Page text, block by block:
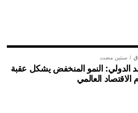
سنتين مضت
الدولي: النمو المنخفض يشكل عقبة
الاقتصاد العالمي